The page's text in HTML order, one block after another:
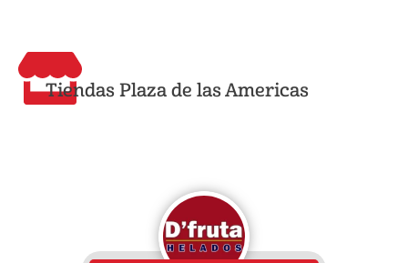
Tiendas Plaza de las Americas